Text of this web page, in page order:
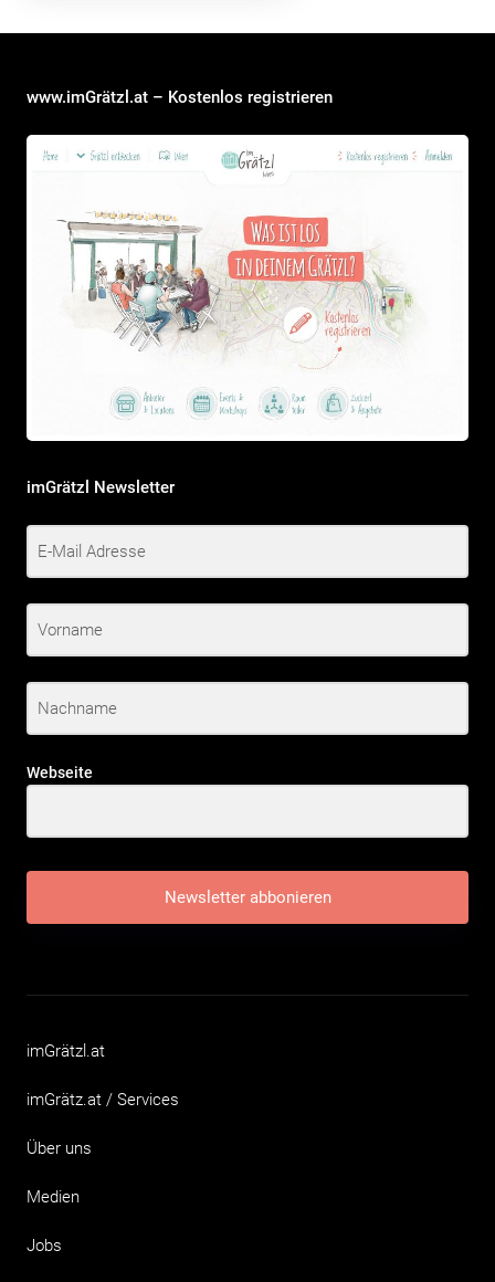
www.imGrätzl.at – Kostenlos registrieren
imGrätzl Newsletter
Webseite
Newsletter abbonieren
imGrätzl.at
imGrätz.at / Services
Über uns
Medien
Jobs